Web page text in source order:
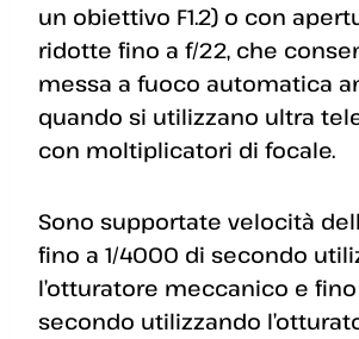
un obiettivo F1.2) o con
ridotte fino a f/22, che
messa a fuoco automatica
quando si utilizzano ultra
con moltiplicatori di focale.
Sono supportate velocità
fino a 1/4000 di secondo
l’otturatore meccanico e fino
secondo utilizzando